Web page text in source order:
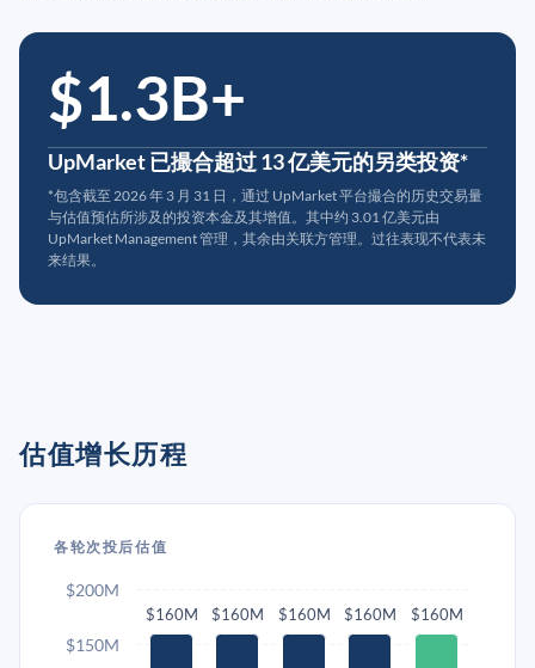
$1.3B+
UpMarket 已撮合超过 13 亿美元的另类投资*
*包含截至 2026 年 3 月 31 日，通过 UpMarket 平台撮合的历史交易量
与估值预估所涉及的投资本金及其增值。其中约 3.01 亿美元由
UpMarket Management 管理，其余由关联方管理。过往表现不代表未
来结果。
估值增长历程
各轮次投后估值
$160M $160M $160M $160M $160M
$150M
$200M